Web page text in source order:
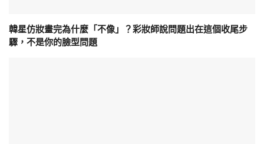
韓星仿妝畫完為什麼「不像」？彩妝師說問題出在這個收尾步
驟，不是你的臉型問題